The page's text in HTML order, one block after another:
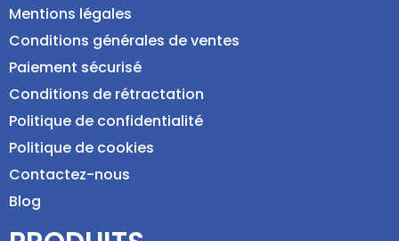
Mentions légales
Conditions générales de ventes
Paiement sécurisé
Conditions de rétractation
Politique de confidentialité
Politique de cookies
Contactez-nous
Blog